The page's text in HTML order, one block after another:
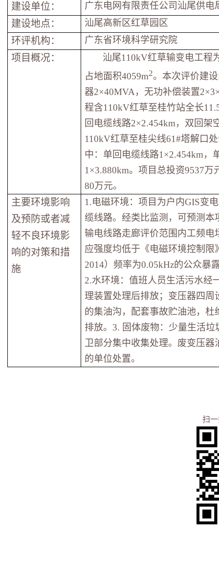
建设单位：
广东电网有限责任公司汕尾供电
建设地点： 汕尾高新区红草园区
环评机构： 广东省环境科学研究院
项目概况：
汕尾110kV红草输变电工程
占地面积4059m2。本次评价建
器2×40MVA，无功补偿装置
程含110kV红草至桂竹站全长
回电缆线路2×2.454km，双回架
110kV红草至桂尖线61#塔解口
中：单回电缆线路1×2.454km，
1×3.880km。项目总投资9537万
80万元。
主要环境影响
及预防或者减
轻不良环境影
响的对策和措
施
1.电磁环境：项目为户内GIS变
缆线路。经类比监测，可预测本
输电线路走廊评价范围内工频电
应强度均低于《电磁环境控制限
2014）频率为0.05kHz的公众暴
2.水环境：值班人员生活污水经
理装置处理后排放；变压器四周
的集油沟，配套事故贮油池，杜
排放。3. 固体废物：少量生活垃
卫部分集中收集处理。废变压
的单位处置。
扫